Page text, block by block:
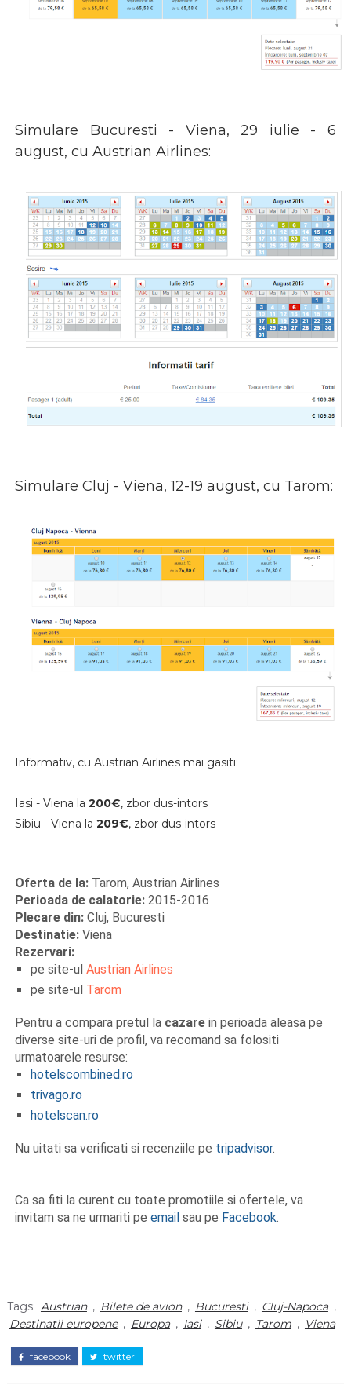
Simulare Bucuresti - Viena, 29 iulie - 6
august, cu Austrian Airlines:
Simulare Cluj - Viena, 12-19 august, cu Tarom:
Informativ, cu Austrian Airlines mai gasiti:
Iasi - Viena la 200€, zbor dus-intors
Sibiu - Viena la 209€, zbor dus-intors
Oferta de la: Tarom, Austrian Airlines
Perioada de calatorie: 2015-2016
Plecare din: Cluj, Bucuresti
Destinatie: Viena
Rezervari:
pe site-ul Austrian Airlines
pe site-ul Tarom
Pentru a compara pretul la cazarein perioada aleasa pe
diverse site-uri de profil, va recomand sa folositi
urmatoarele resurse:
hotelscombined.ro
trivago.ro
hotelscan.ro
Nu uitati sa verificati si recenziile pe tripadvisor.
Ca sa fiti la curent cu toate promotiile si ofertele, va
invitam sa ne urmariti pe emailsau pe Facebook.
Tags: Austrian , Bilete de avion , Bucuresti , Cluj-Napoca ,
Destinatii europene , Europa , Iasi , Sibiu , Tarom , Viena
facebook twitter